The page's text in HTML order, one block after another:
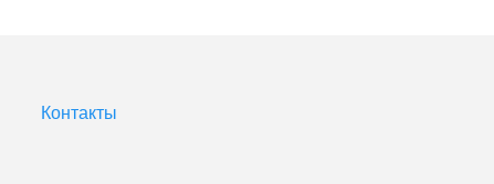
Контакты